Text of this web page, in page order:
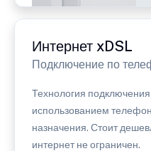
Интернет xDSL
Подключение по
Технология
использованием
назначения. Стоит
интернет не ограничен.